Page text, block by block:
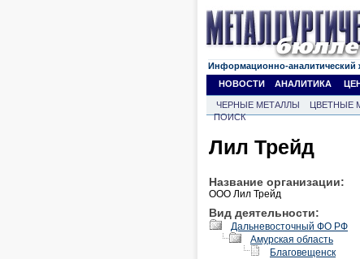
Информационно-аналитический
НОВОСТИ
АНАЛИТИКА
ЧЕРНЫЕ МЕТАЛЛЫ ЦВЕТНЫЕ
ПОИСК
Лил Трейд
Название организации:
ООО Лил Трейд
Вид деятельности:
Дальневосточный ФО РФ
Амурская область
Благовещенск